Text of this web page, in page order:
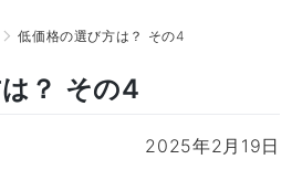
低価格の選び方は？ その4
？ その4
2025年2月19日